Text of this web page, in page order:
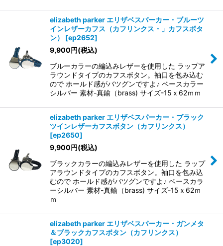
elizabeth parker エリザベスパーカー・ブルーツ
インレザーカフス（カフリンクス・」カフスボタ
ン）
[ep2652]
9,900円(税込)
ブルーカラーの編込みレザーを使用した ラップア
ラウンドタイプのカフスボタン。袖口を包み込む
ので ホールド感がバツグンですよ♪ ベースカラー
シルバー 素材-真鍮（brass) サイズ-15ｘ62ｍｍ
elizabeth parker エリザベスパーカー・ブラック
ツインレザーカフスボタン（カフリンクス）
[ep2650]
9,900円(税込)
ブラックカラーの編込みレザーを使用した ラップ
アラウンドタイプのカフスボタン。袖口を包み込
むので ホールド感がバツグンですよ♪ ベースカラ
ーシルバー 素材-真鍮（brass) サイズ-15ｘ62ｍ
ｍ
elizabeth parker エリザベスパーカー・ガンメタ
＆ブラックカフスボタン（カフリンクス）
[ep3020]